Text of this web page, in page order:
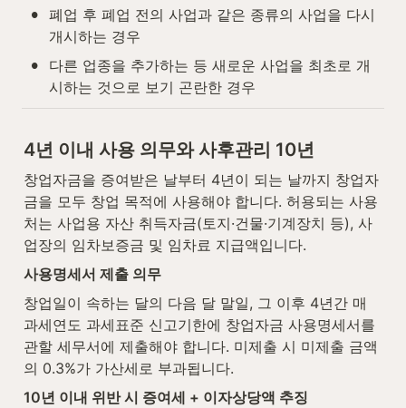
• 폐업 후 폐업 전의 사업과 같은 종류의 사업을 다시
개시하는 경우
•
다른 업종을 추가하는 등 새로운 사업을 최초로 개
시하는 것으로 보기 곤란한 경우
4년 이내 사용 의무와 사후관리 10년
창업자금을 증여받은 날부터 4년이 되는 날까지 창업자
금을 모두 창업 목적에 사용해야 합니다. 허용되는 사용
처는 사업용 자산 취득자금(토지·건물·기계장치 등), 사
업장의 임차보증금 및 임차료 지급액입니다.
사용명세서 제출 의무
창업일이 속하는 달의 다음 달 말일, 그 이후 4년간 매
과세연도 과세표준 신고기한에 창업자금 사용명세서를
관할 세무서에 제출해야 합니다. 미제출 시 미제출 금액
의 0.3%가 가산세로 부과됩니다.
10년 이내 위반 시 증여세 + 이자상당액 추징